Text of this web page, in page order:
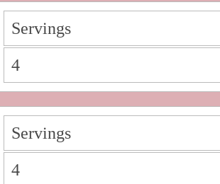
Servings
4
Servings
4